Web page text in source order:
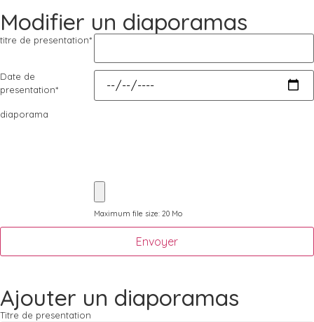
Modifier un diaporamas
titre de presentation*
Date de
presentation*
diaporama
Maximum file size: 20 Mo
Envoyer
Ajouter un diaporamas
Titre de presentation